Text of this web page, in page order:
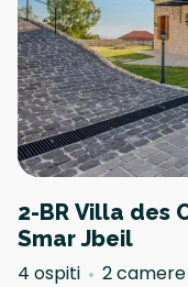
2-BR Villa des
Smar Jbeil
4 ospiti 2